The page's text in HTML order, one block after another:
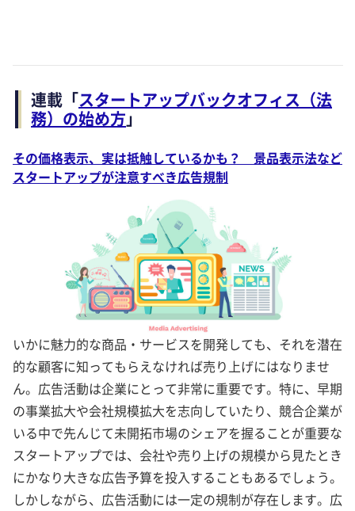
連載「スタートアップバックオフィス（法
務）の始め方」
その価格表示、実は抵触しているかも？ 景品表示法など
スタートアップが注意すべき広告規制
いかに魅力的な商品・サービスを開発しても、それを潜在
的な顧客に知ってもらえなければ売り上げにはなりませ
ん。広告活動は企業にとって非常に重要です。特に、早期
の事業拡大や会社規模拡大を志向していたり、競合企業が
いる中で先んじて未開拓市場のシェアを握ることが重要な
スタートアップでは、会社や売り上げの規模から見たとき
にかなり大きな広告予算を投入することもあるでしょう。
しかしながら、広告活動には一定の規制が存在します。広